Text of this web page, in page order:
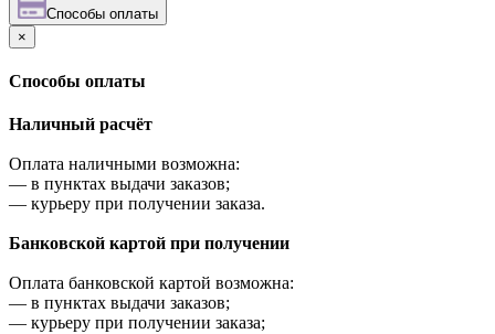
Cпособы оплаты
×
Cпособы оплаты
Наличный расчёт
Оплата наличными возможна:
— в пунктах выдачи заказов;
— курьеру при получении заказа.
Банковской картой при получении
Оплата банковской картой возможна:
— в пунктах выдачи заказов;
— курьеру при получении заказа;